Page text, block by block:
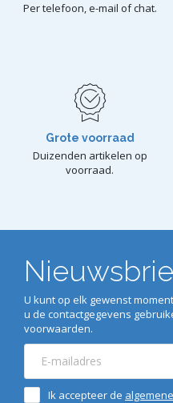
Per telefoon, e-mail of chat.
Grote voorraad
Duizenden artikelen op
voorraad.
U kunt op elk gewenst
u de contactgegevens
voorwaarden.
Ik accepteer de